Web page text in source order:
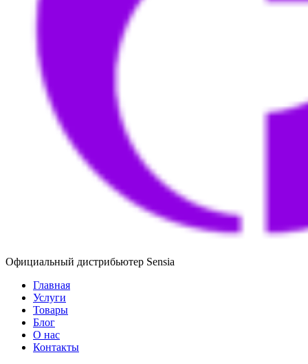
Официальный дистрибьютер Sensia
Главная
Услуги
Товары
Блог
О нас
Контакты